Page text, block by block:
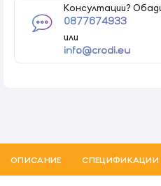
Консултации?
0877674933
или
info@crodi.eu
ОПИСАНИЕ СПЕЦИФИКАЦИИ